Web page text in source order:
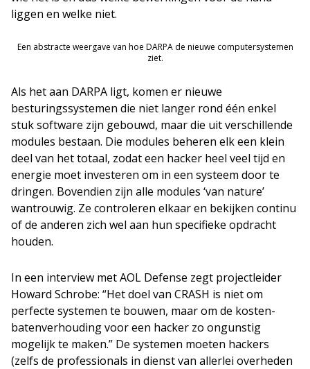
liggen en welke niet.
Een abstracte weergave van hoe DARPA de nieuwe computersystemen
ziet.
Als het aan DARPA ligt, komen er nieuwe
besturingssystemen die niet langer rond één enkel
stuk software zijn gebouwd, maar die uit verschillende
modules bestaan. Die modules beheren elk een klein
deel van het totaal, zodat een hacker heel veel tijd en
energie moet investeren om in een systeem door te
dringen. Bovendien zijn alle modules ‘van nature’
wantrouwig. Ze controleren elkaar en bekijken continu
of de anderen zich wel aan hun specifieke opdracht
houden.
In een interview met AOL Defense zegt projectleider
Howard Schrobe: “Het doel van CRASH is niet om
perfecte systemen te bouwen, maar om de kosten-
batenverhouding voor een hacker zo ongunstig
mogelijk te maken.” De systemen moeten hackers
(zelfs de professionals in dienst van allerlei overheden